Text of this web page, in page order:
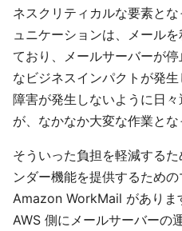
ネスクリティカルな要素と
ュニケーションは、メール
ており、メールサーバーが
なビジネスインパクトが発生
障害が発生しないように日
が、なかなか大変な作業とな
そういった負担を軽減する
ンダー機能を提供するため
Amazon WorkMail がありま
AWS 側にメールサーバーの